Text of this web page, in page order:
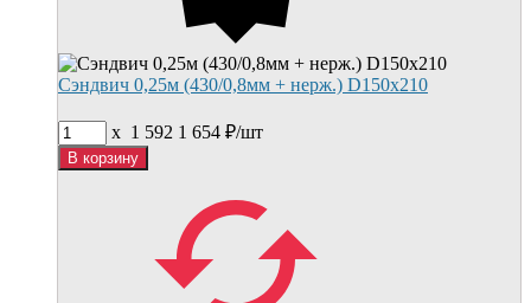
Сэндвич 0,25м (430/0,8мм + нерж.) D150х210
x 1 592 1 654 ₽/шт